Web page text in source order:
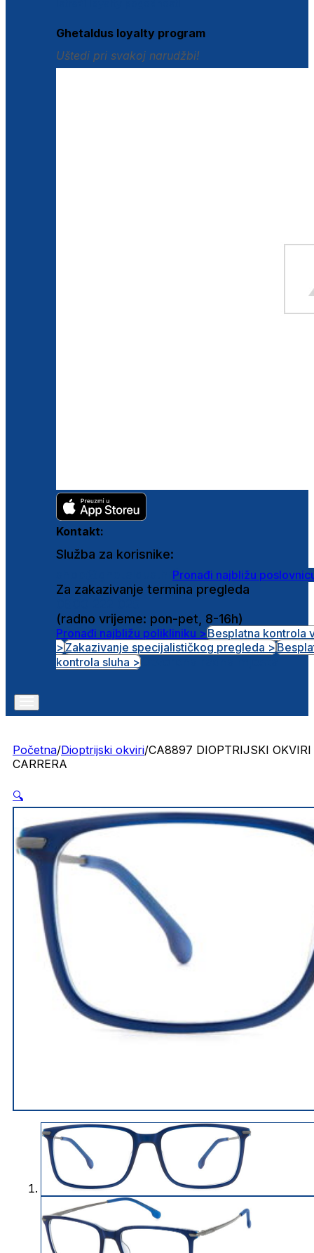
Ghetaldus loyalty program
Uštedi pri svakoj narudžbi!
Kontakt:
Služba za korisnike:
Pronađi najbližu
Za zakazivanje termina pregleda
(radno vrijeme: pon-pet, 8-16h)
Pronađi najbližu polikliniku >Besplatna kontrola
>Zakazivanje specijalističkog pregleda >
kontrola sluha >
Početna/Dioptrijski okviri/CA8897 DIOPTRIJSKI OKVIRI
CARRERA
🔍